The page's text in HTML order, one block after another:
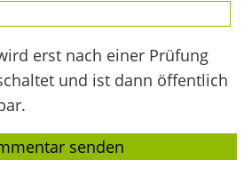
erst nach einer Prüfung
und ist dann öffentlich